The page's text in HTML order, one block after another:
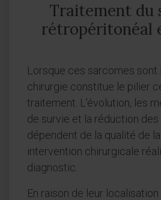
Traitement du
rétropéritonéal
Lorsque ces sarcomes sont
chirurgie constitue le pilier
traitement. L’évolution, les
de survie et la réduction
dépendent de la qualité de
intervention chirurgicale
diagnostic.
En raison de leur